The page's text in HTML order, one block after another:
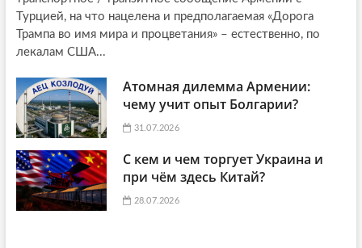
Турцией, на что нацелена и предполагаемая «Дорога
Трампа во имя мира и процветания» – естественно, по
лекалам США...
Атомная дилемма Армении:
чему учит опыт Болгарии?
31.07.2026
С кем и чем торгует Украина и
при чём здесь Китай?
28.07.2026